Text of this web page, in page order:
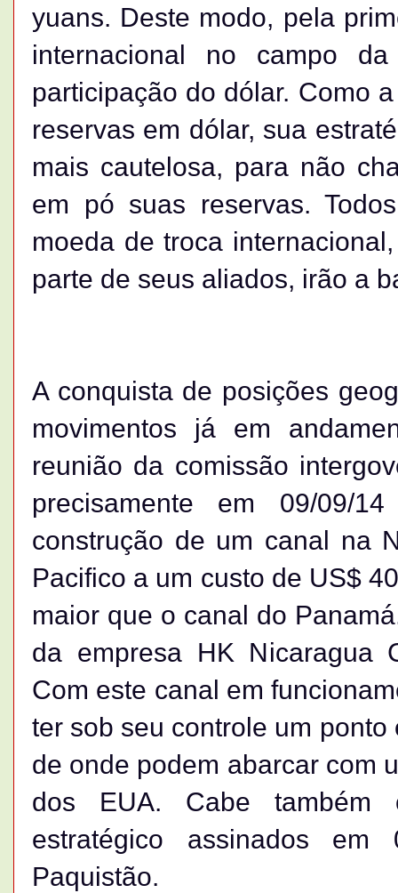
yuans. Deste modo, pela
internacional no campo
participação do dólar. Como
reservas em dólar, sua
mais cautelosa, para não
em pó suas reservas.
moeda de troca
parte de seus aliados, irão a
A conquista de posições
movimentos já em
reunião da comissão
precisamente em 09/09/
construção de um canal na
Pacifico a um custo de US$
maior que o canal do
da empresa HK Nicaragua
Com este canal em
ter sob seu controle um
de onde podem abarcar com
dos EUA. Cabe
estratégico assinados
Paquistão.